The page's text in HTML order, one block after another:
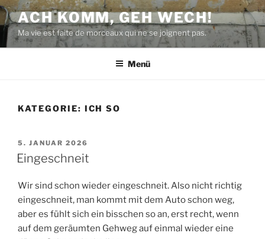
Zum
Inhalt
springen
ACH KOMM, GEH WECH!
Ma vie est faite de morceaux qui ne se joignent pas.
Menü
KATEGORIE: ICH SO
VERÖFFENTLICHT
AM
5. JANUAR 2026
Eingeschneit
Wir sind schon wieder eingeschneit. Also nicht richtig
eingeschneit, man kommt mit dem Auto schon weg,
aber es fühlt sich ein bisschen so an, erst recht, wenn
auf dem geräumten Gehweg auf einmal wieder eine